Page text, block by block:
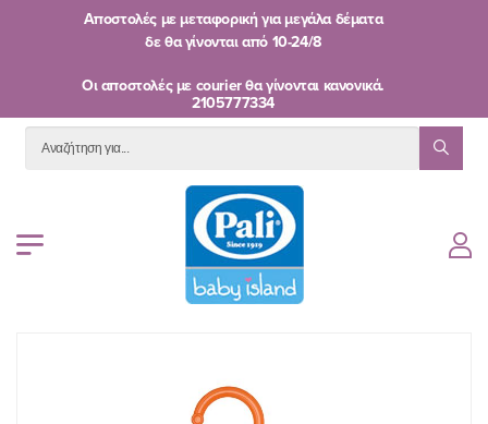
Αποστολές με μεταφορική για μεγάλα δέματα
δε θα γίνονται από 10-24/8
Oι αποστολές με courier θα γίνονται κανονικά.
2105777334